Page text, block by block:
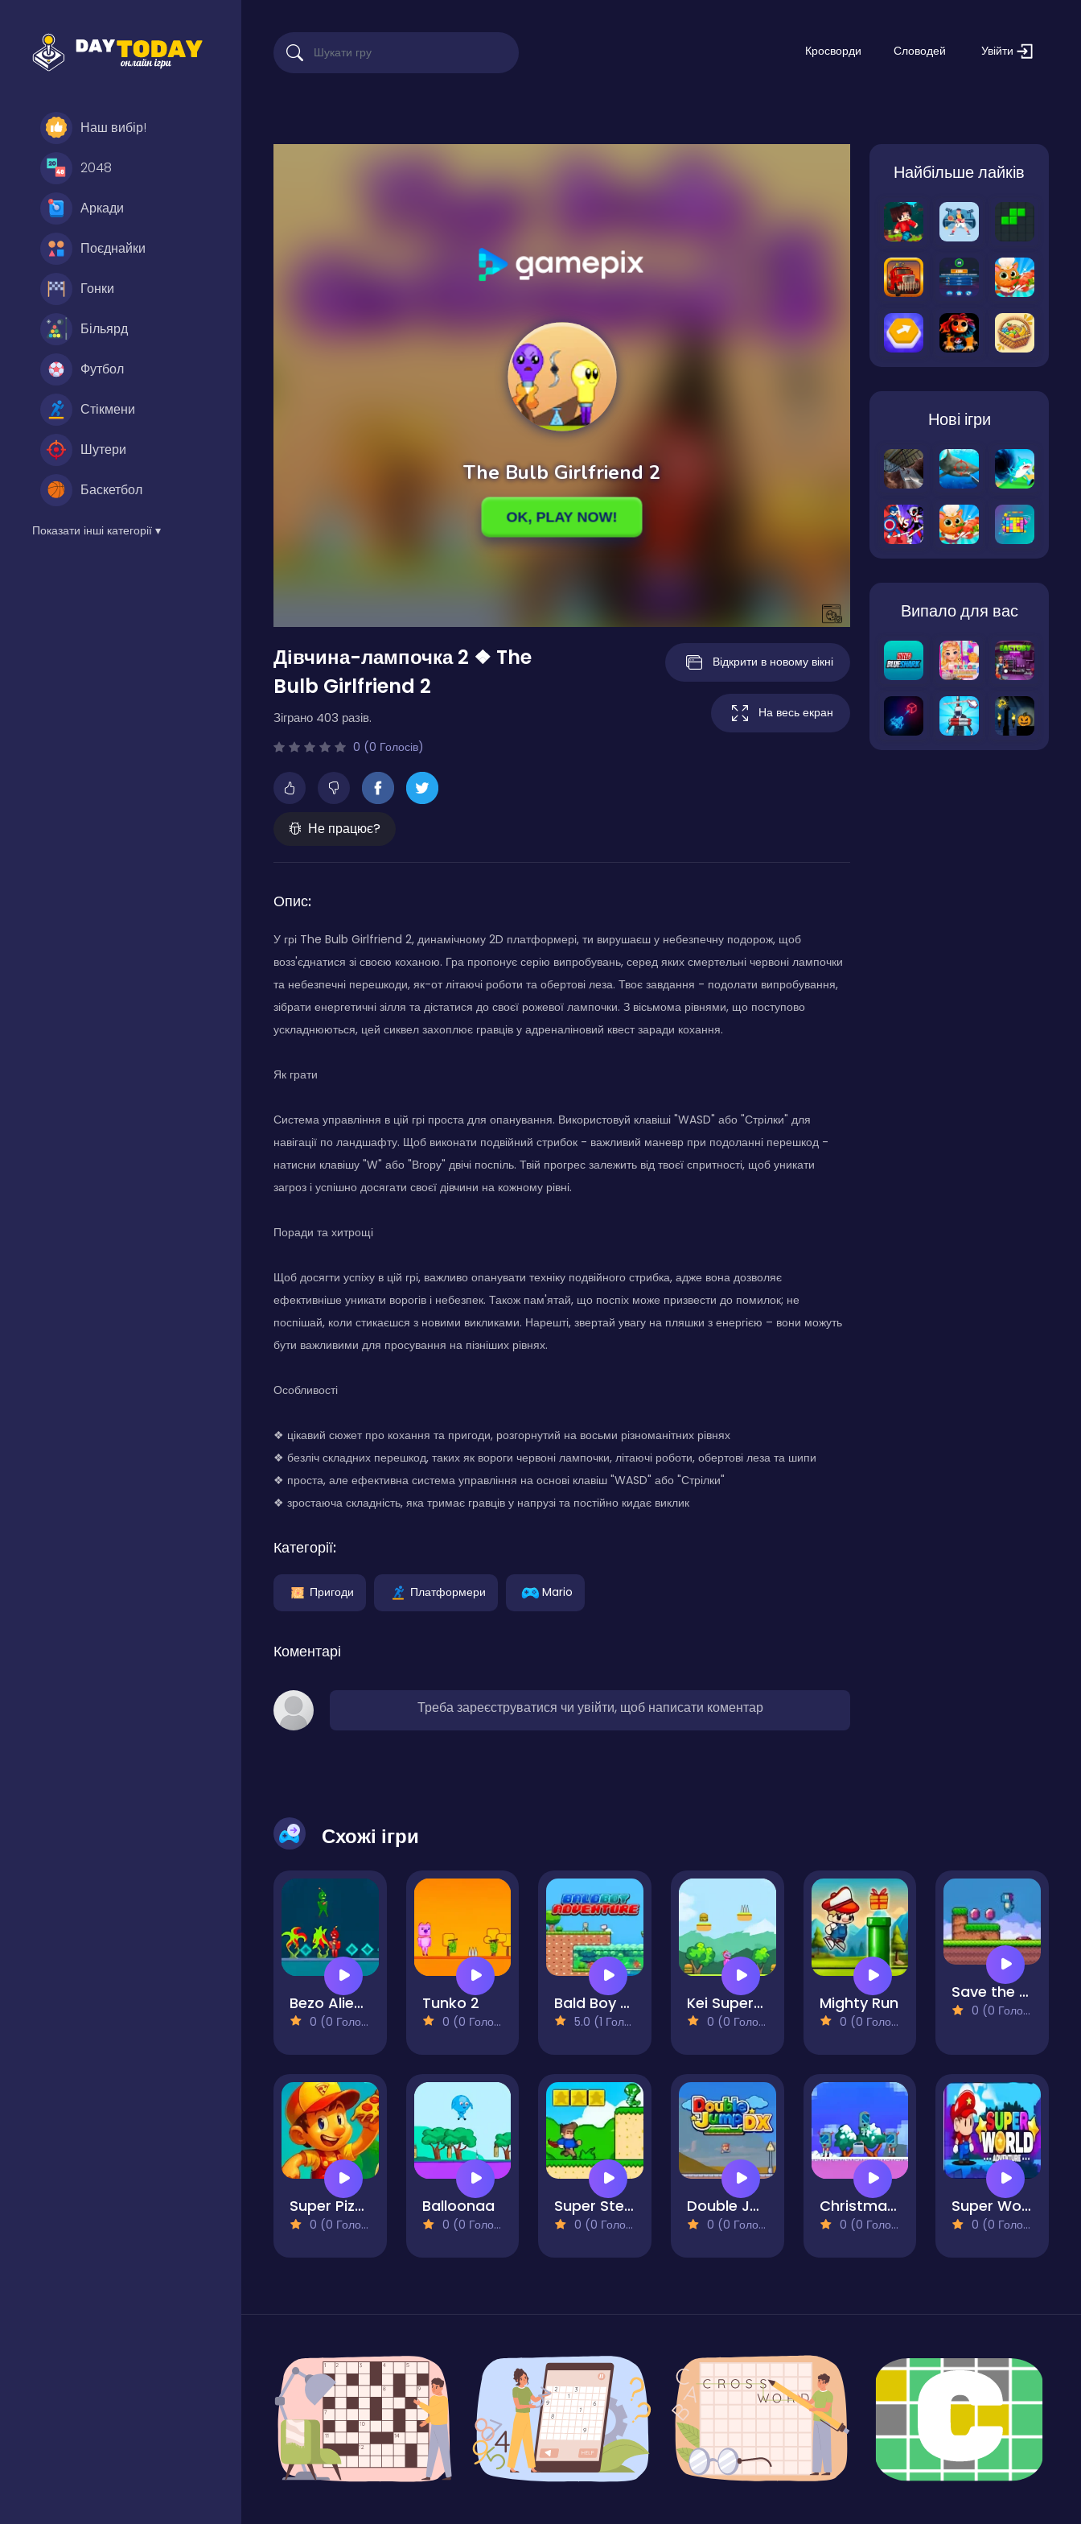
Наш вибір!
2048
Аркади
Поєднайки
Гонки
Більярд
Футбол
Стікмени
Шутери
Баскетбол
Показати інші категорії ▾
Кросворди Словодей Увійти
Дівчина-лампочка 2 ❖ The
Bulb Girlfriend 2
Зіграно 403 разів.
0 (0 Голосів)
Не працює?
Відкрити в новому вікні
На весь екран
Опис:
У грі The Bulb Girlfriend 2, динамічному 2D платформері, ти вирушаєш у небезпечну подорож, щоб
возз'єднатися зі своєю коханою. Гра пропонує серію випробувань, серед яких смертельні червоні лампочки
та небезпечні перешкоди, як-от літаючі роботи та обертові леза. Твоє завдання - подолати випробування,
зібрати енергетичні зілля та дістатися до своєї рожевої лампочки. З вісьмома рівнями, що поступово
ускладнюються, цей сиквел захоплює гравців у адреналіновий квест заради кохання.
Як грати
Система управління в цій грі проста для опанування. Використовуй клавіші "WASD" або "Стрілки" для
навігації по ландшафту. Щоб виконати подвійний стрибок - важливий маневр при подоланні перешкод -
натисни клавішу "W" або "Вгору" двічі поспіль. Твій прогрес залежить від твоєї спритності, щоб уникати
загроз і успішно досягати своєї дівчини на кожному рівні.
Поради та хитрощі
Щоб досягти успіху в цій грі, важливо опанувати техніку подвійного стрибка, адже вона дозволяє
ефективніше уникати ворогів і небезпек. Також пам'ятай, що поспіх може призвести до помилок; не
поспішай, коли стикаєшся з новими викликами. Нарешті, звертай увагу на пляшки з енергією – вони можуть
бути важливими для просування на пізніших рівнях.
Особливості
❖ цікавий сюжет про кохання та пригоди, розгорнутий на восьми різноманітних рівнях
❖ безліч складних перешкод, таких як вороги червоні лампочки, літаючі роботи, обертові леза та шипи
❖ проста, але ефективна система управління на основі клавіш "WASD" або "Стрілки"
❖ зростаюча складність, яка тримає гравців у напрузі та постійно кидає виклик
Категорії:
Пригоди Платформери Mario
Коментарі
Треба зареєструватися чи увійти, щоб написати коментар
Найбільше лайків
Нові ігри
Випало для вас
Схожі ігри
Bezo Alien 2
0 (0 Голосів)
Tunko 2
0 (0 Голосів)
Bald Boy Adventure
5.0 (1 Голосів)
Kei Superwoman
0 (0 Голосів)
Mighty Run
0 (0 Голосів)
Save the Dino's World
0 (0 Голосів)
Super Pizza Quest
0 (0 Голосів)
Balloonaa
0 (0 Голосів)
Super Steve World
0 (0 Голосів)
Double Jump DX!
0 (0 Голосів)
Christmas Deno Bot
0 (0 Голосів)
Super World Adventure Pro
0 (0 Голосів)